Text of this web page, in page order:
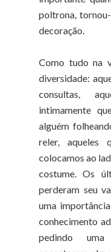
poltrona,
decoração.
Como tudo na
diversidade:
consultas,
intimamente
alguém
reler, aqueles
colocamos ao
costume. Os
perderam seu
uma
conhecimento
pedindo